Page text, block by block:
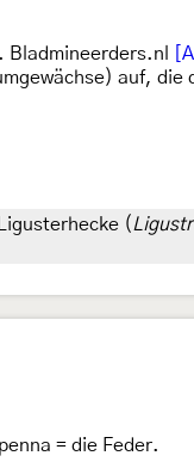
Bladmineerders.nl
auf,
(
= die Feder.